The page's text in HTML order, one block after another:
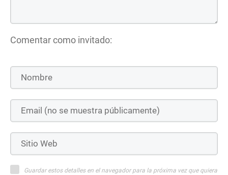
Comentar como invitado:
Guardar estos detalles en el navegador para la próxima vez que quiera